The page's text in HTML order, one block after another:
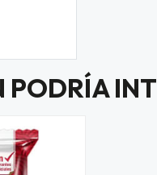
PODRÍA